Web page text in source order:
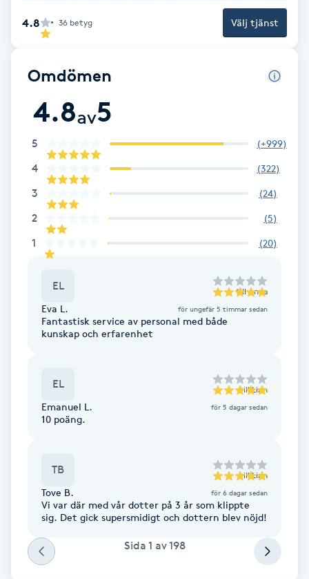
Frisör
Färgning
Föning
Gel naglar
Gelenaglar
Gellack med förstärkning
Gravidyoga
Gruppträning
Gua Sha-massage
Hatha Yoga
Headspa
färdigutbildad frisör. Detta kan innebära att slutresultatet inte
alltid blir exakt som tänk, tex. så ljust eller mörkt som du önskar.
Har du specifika önskemål eller krav på slutresultatet
4.8 36 betyg Välj tjänst
Omdömen
4.8av5
5 (+999)
4 (322)
3 (24)
2 (5)
1 (20)
EL till Anna
Eva L. för ungefär 5 timmar sedan
Fantastisk service av personal med både
kunskap och erfarenhet
EL till Linn
Emanuel L. för 5 dagar sedan
10 poäng.
TB till Linn
Tove B. för 6 dagar sedan
Vi var där med vår dotter på 3 år som klippte
sig. Det gick supersmidigt och dottern blev nöjd!
Sida 1 av198